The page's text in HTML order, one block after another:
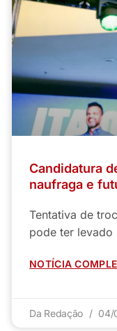
Candidatura
naufraga e
Tentativa de
pode ter levado
NOTÍCIA
Da Redação 04/